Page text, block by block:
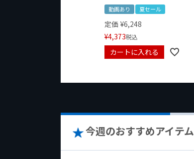
動画あり 夏セール
定価 ¥6,248
¥4,373税込
カートに入れる
今週のおすすめアイテム